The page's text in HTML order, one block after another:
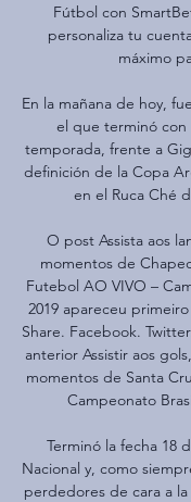
Fútbol con
personaliza tu
máximo
En la mañana de hoy,
el que terminó con
temporada, frente a
definición de la Copa
en el Ruca Ché
O post Assista aos
momentos de
Futebol AO VIVO –
2019 apareceu
Share. Facebook.
anterior Assistir aos
momentos de Santa
Campeonato
Terminó la fecha 18
Nacional y, como
perdedores de cara a